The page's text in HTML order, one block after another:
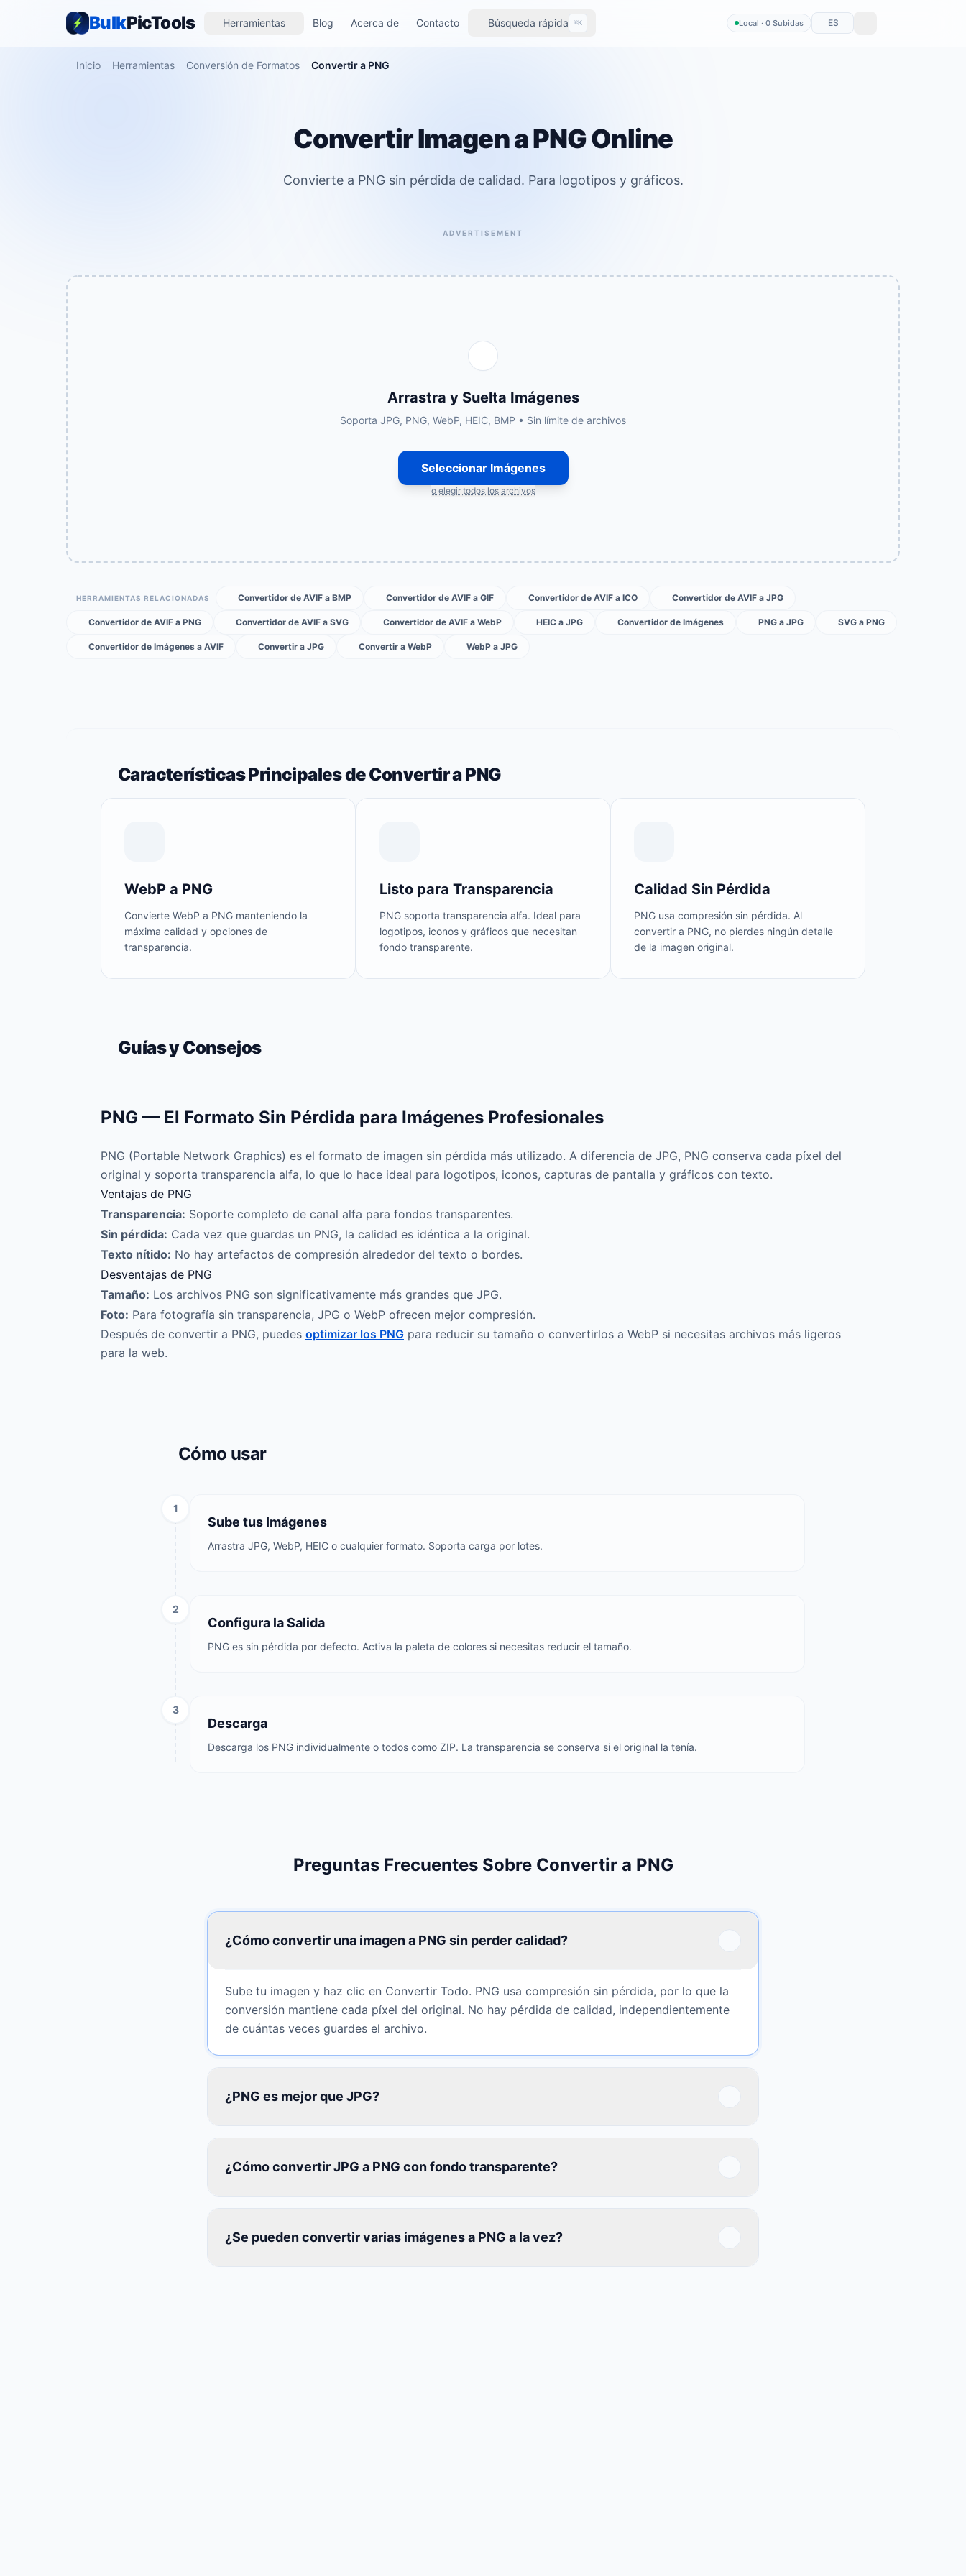
BulkPicTools Herramientas Blog Acerca de Contacto Búsqueda rápida ⌘K Local · 0 Subidas ES
Inicio Herramientas Conversión de Formatos Convertir a PNG
Convertir Imagen a PNG Online
Convierte a PNG sin pérdida de calidad. Para logotipos y gráficos.
ADVERTISEMENT
Arrastra y Suelta Imágenes
Soporta JPG, PNG, WebP, HEIC, BMP • Sin límite de archivos
Seleccionar Imágenes
o elegir todos los archivos
HERRAMIENTAS RELACIONADAS Convertidor de AVIF a BMP Convertidor de AVIF a GIF Convertidor de AVIF a ICO Convertidor de AVIF a JPG
Convertidor de AVIF a PNG Convertidor de AVIF a SVG Convertidor de AVIF a WebP HEIC a JPG Convertidor de Imágenes PNG a JPG SVG a PNG
Convertidor de Imágenes a AVIF Convertir a JPG Convertir a WebP WebP a JPG
Características Principales de Convertir a PNG
WebP a PNG
Convierte WebP a PNG manteniendo la
máxima calidad y opciones de
transparencia.
Listo para Transparencia
PNG soporta transparencia alfa. Ideal para
logotipos, iconos y gráficos que necesitan
fondo transparente.
Calidad Sin Pérdida
PNG usa compresión sin pérdida. Al
convertir a PNG, no pierdes ningún detalle
de la imagen original.
Guías y Consejos
PNG — El Formato Sin Pérdida para Imágenes Profesionales
PNG (Portable Network Graphics) es el formato de imagen sin pérdida más utilizado. A diferencia de JPG, PNG conserva cada píxel del
original y soporta transparencia alfa, lo que lo hace ideal para logotipos, iconos, capturas de pantalla y gráficos con texto.
Ventajas de PNG
Transparencia: Soporte completo de canal alfa para fondos transparentes.
Sin pérdida: Cada vez que guardas un PNG, la calidad es idéntica a la original.
Texto nítido: No hay artefactos de compresión alrededor del texto o bordes.
Desventajas de PNG
Tamaño: Los archivos PNG son significativamente más grandes que JPG.
Foto: Para fotografía sin transparencia, JPG o WebP ofrecen mejor compresión.
Después de convertir a PNG, puedes optimizar los PNG para reducir su tamaño o convertirlos a WebP si necesitas archivos más ligeros
para la web.
Cómo usar
1
Sube tus Imágenes
Arrastra JPG, WebP, HEIC o cualquier formato. Soporta carga por lotes.
2
Configura la Salida
PNG es sin pérdida por defecto. Activa la paleta de colores si necesitas reducir el tamaño.
3
Descarga
Descarga los PNG individualmente o todos como ZIP. La transparencia se conserva si el original la tenía.
Preguntas Frecuentes Sobre Convertir a PNG
¿Cómo convertir una imagen a PNG sin perder calidad?
Sube tu imagen y haz clic en Convertir Todo. PNG usa compresión sin pérdida, por lo que la
conversión mantiene cada píxel del original. No hay pérdida de calidad, independientemente
de cuántas veces guardes el archivo.
¿PNG es mejor que JPG?
¿Cómo convertir JPG a PNG con fondo transparente?
¿Se pueden convertir varias imágenes a PNG a la vez?